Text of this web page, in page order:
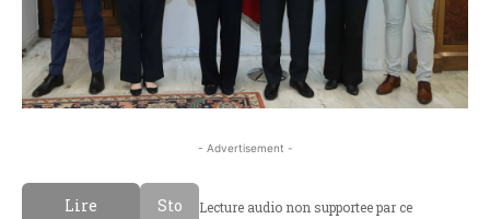
- Advertisement -
Lire
Sto
Lecture audio non supportee par ce